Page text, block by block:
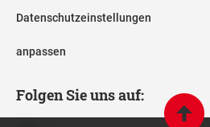
Datenschutzeinstellungen
anpassen
Folgen Sie uns auf: